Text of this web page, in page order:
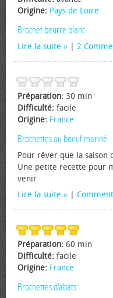
Origine: Pays de Loire
Brochet beurre blanc
Lire la suite 2
Préparation: 30 min
Difficulté: facile
Origine: France
Brochettes au boeuf mariné
Pour rêver que la saison
Une petite recette pour
venir
Lire la suite
Préparation: 60 min
Difficulté: facile
Origine: France
Brochettes d'abats